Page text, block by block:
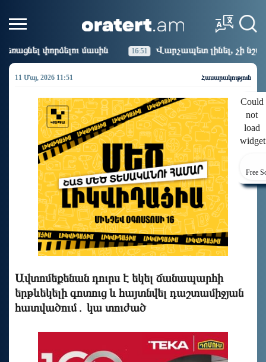
16:51 Վարչապետ լինել, չի նշանակում ինչ ուզել անել
11 Մայ, 2026 11:51 Հասարակություն
Could
not
load
Free
Ավտոմեքենան դուրս է եկել ճանապարհի
երթևեկելի գոտուց և հայտնվել դաշտամիջյան
հատվածում․ կա տուժած